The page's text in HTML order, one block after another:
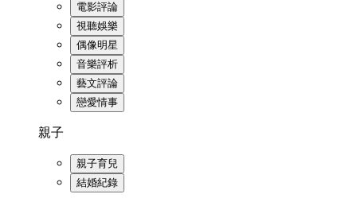
電影評論
視聽娛樂
偶像明星
音樂評析
藝文評論
戀愛情事
親子
親子育兒
結婚紀錄